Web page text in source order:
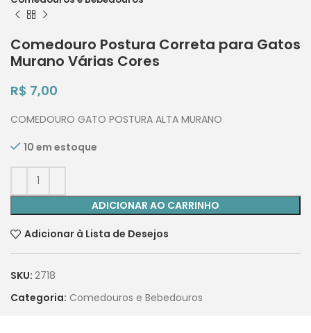
Comedouro Postura Correta para Gatos
Murano Várias Cores
R$ 7,00
COMEDOURO GATO POSTURA ALTA MURANO
10 em estoque
ADICIONAR AO CARRINHO
Adicionar à Lista de Desejos
SKU: 2718
Categoria: Comedouros e Bebedouros